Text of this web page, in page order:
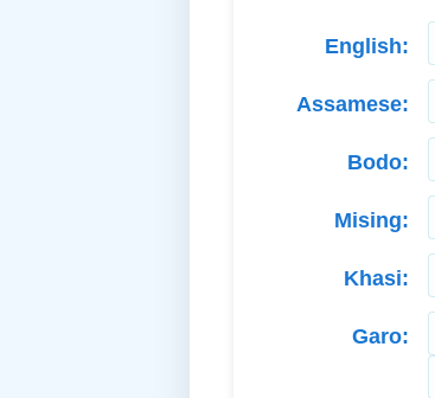
English:
Assamese:
Bodo:
Mising:
Khasi:
Garo: